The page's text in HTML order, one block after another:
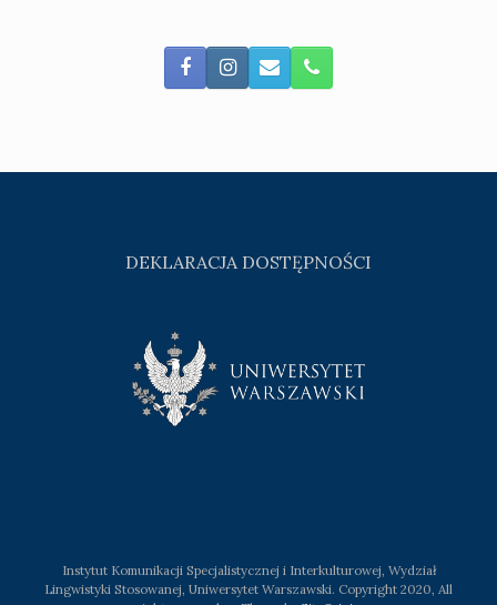
DEKLARACJA DOSTĘPNOŚCI
Instytut Komunikacji Specjalistycznej i Interkulturowej, Wydział
Lingwistyki Stosowanej, Uniwersytet Warszawski. Copyright 2020, All